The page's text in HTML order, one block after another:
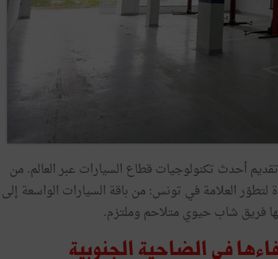
أحدث تكنولوجيات قطاع السيارات عبر العالم. من
العلامة في تونس: من باقة السيارات الواسعة إلى
فريق شاب حيوي متلاحم وملتزم.
في الضاحية الجنوبية